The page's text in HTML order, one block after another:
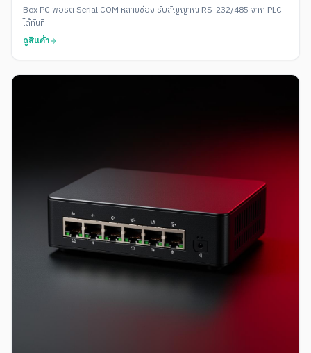
Box PC พอร์ต Serial COM หลายช่อง รับสัญญาณ RS-232/485 จาก PLC
ได้ทันที
ดูสินค้า